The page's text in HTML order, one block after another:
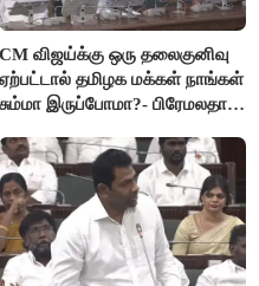
CM விஜய்க்கு ஒரு தலைகுனிவு
ஏற்பட்டால் தமிழக மக்கள் நாங்கள்
சும்மா இருப்போமா?- பிரேமலதா